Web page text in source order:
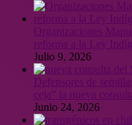
Organizaciones
Julio 9, 2026
Junio 24, 2026